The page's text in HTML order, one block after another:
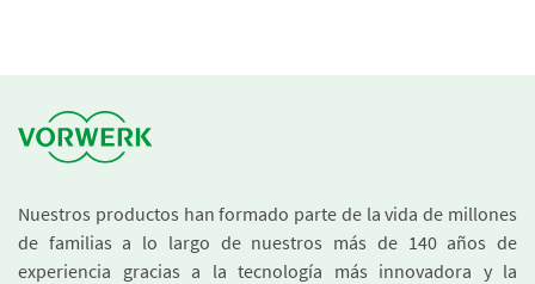
Nuestros productos han formado parte de la vida de millones
de familias a lo largo de nuestros más de 140 años de
experiencia gracias a la tecnología más innovadora y la